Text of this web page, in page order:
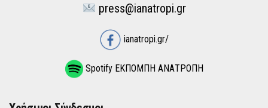
press@ianatropi.gr
ianatropi.gr/
Spotify ΕΚΠΟΜΠΗ ΑΝΑΤΡΟΠΗ